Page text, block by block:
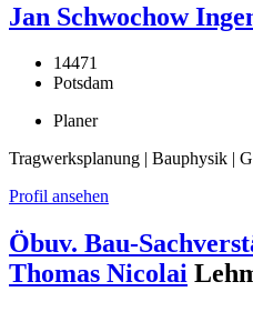
Jan Schwochow
14471
Potsdam
Planer
Tragwerksplanung | Bauphysik |
Profil ansehen
Öbuv. Bau-
Thomas Nicolai